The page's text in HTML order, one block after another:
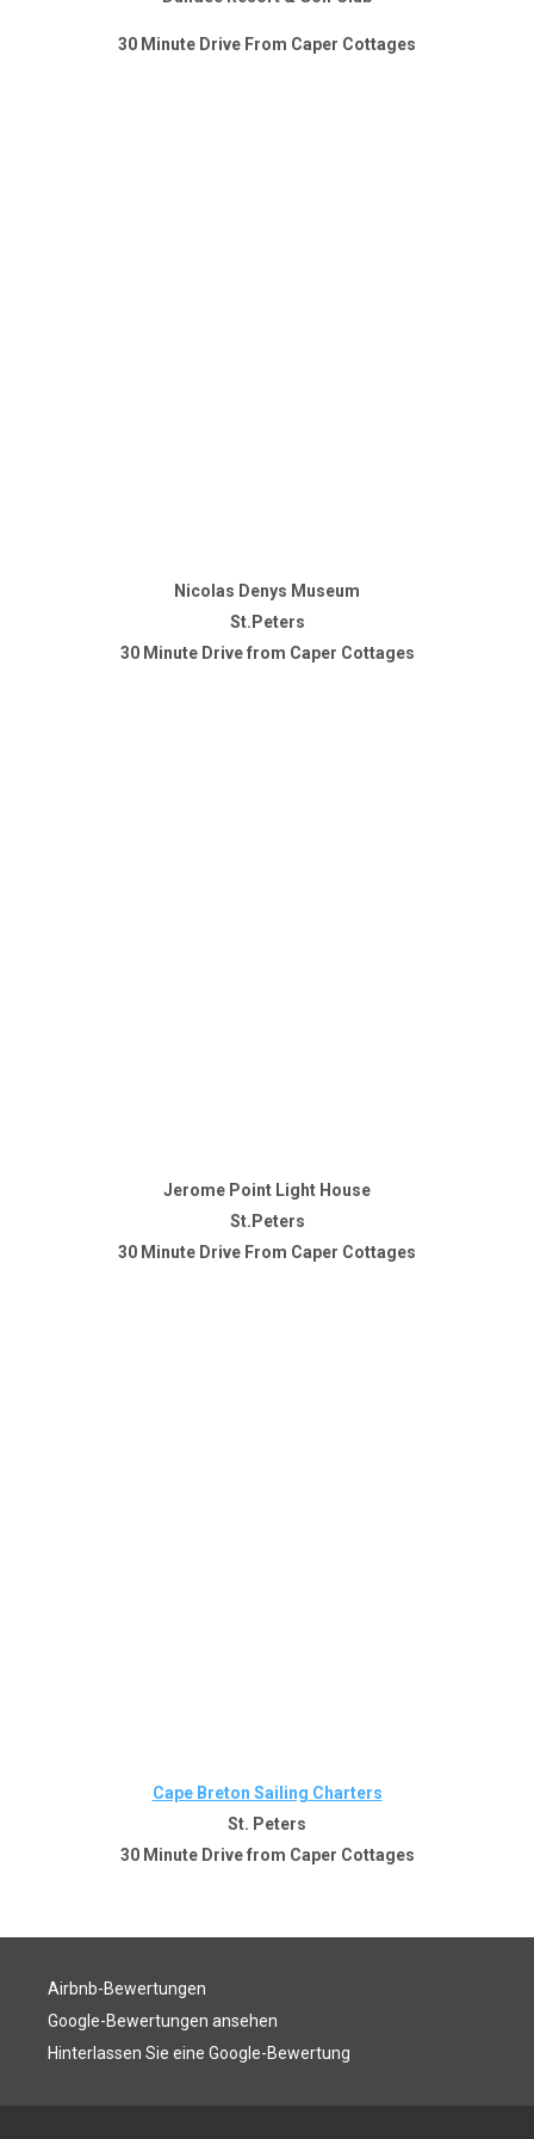
30 Minute Drive From Caper Cottages
Nicolas Denys Museum
St.Peters
30 Minute Drive from Caper Cottages
Jerome Point Light House
St.Peters
30 Minute Drive From Caper Cottages
Cape Breton Sailing Charters
St. Peters
30 Minute Drive from Caper Cottages
Airbnb-Bewertungen
Google-Bewertungen ansehen
Hinterlassen Sie eine Google-Bewertung